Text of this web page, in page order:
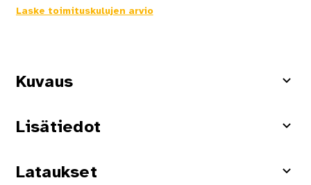
Laske toimituskulujen arvio
Kuvaus
Lisätiedot
Lataukset